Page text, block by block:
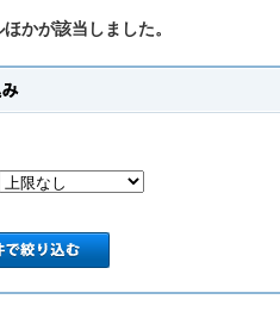
かが該当しました。